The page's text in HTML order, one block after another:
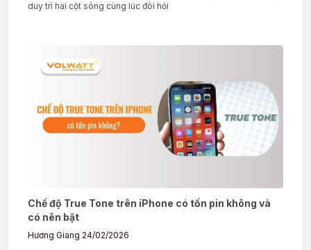
duy trì hai cột sóng cùng lúc đòi hỏi
Chế độ True Tone trên iPhone có tốn pin không và
có nên bật
Hương Giang 24/02/2026